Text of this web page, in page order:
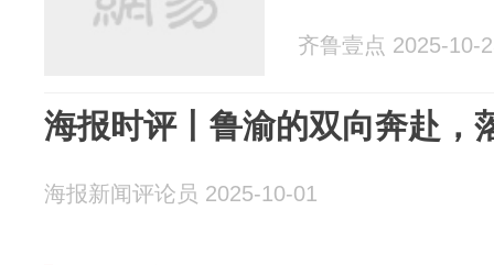
齐鲁壹点 2025-10-
海报时评丨鲁渝的双向奔赴，
海报新闻评论员 2025-10-01